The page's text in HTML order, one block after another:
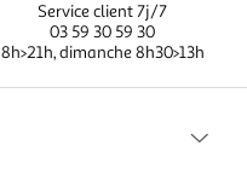
Service client 7j/7
03 59 30 59 30
8h>21h, dimanche 8h30>13h